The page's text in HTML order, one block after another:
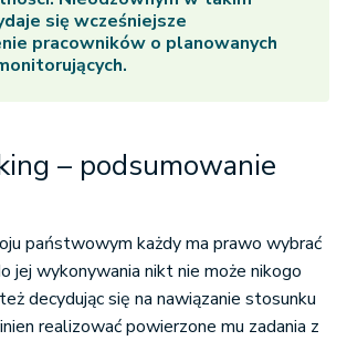
się wcześniejsze
pracowników o planowanych
– podsumowanie
państwowym każdy ma prawo wybrać
jej wykonywania nikt nie może nikogo
decydując się na nawiązanie stosunku
realizować powierzone mu zadania z